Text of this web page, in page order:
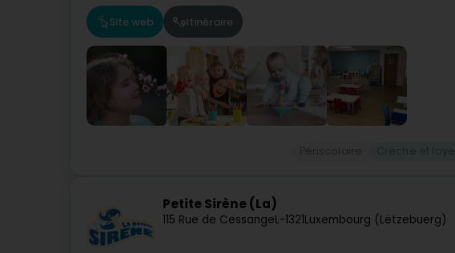
Site web Itinéraire
Petite Sirène (La)
115 Rue de CessangeL-1321Luxembourg (Lëtzebuerg)